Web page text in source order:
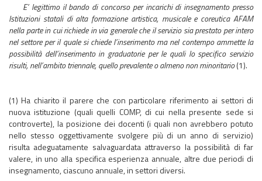
​​​​​​​E’ legittimo il bando di concorso per incarichi di insegnamento presso
Istituzioni statali di alta formazione artistica, musicale e coreutica AFAM
nella parte in cui richiede in via generale che il servizio sia prestato per intero
nel settore per il quale si chiede l’inserimento ma nel contempo ammette la
possibilità dell’inserimento in graduatorie per le quali lo specifico servizio
risulti, nell’ambito triennale, quello prevalente o almeno non minoritario(1).
(1) Ha chiarito il parere che con particolare riferimento ai settori di
nuova istituzione (quali quelli COMP, di cui nella presente sede si
controverte), la posizione dei docenti (i quali non avrebbero potuto
nello stesso oggettivamente svolgere più di un anno di servizio)
risulta adeguatamente salvaguardata attraverso la possibilità di far
valere, in uno alla specifica esperienza annuale, altre due periodi di
insegnamento, ciascuno annuale, in settori diversi.